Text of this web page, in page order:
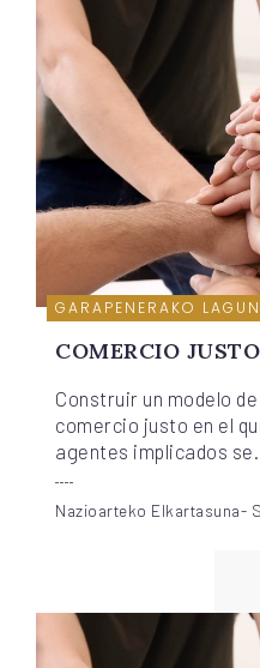
GARAPENERAKO
COMERCIO JUSTO
Construir un modelo
comercio justo en el
agentes implicados se...
Nazioarteko Elkartasuna-